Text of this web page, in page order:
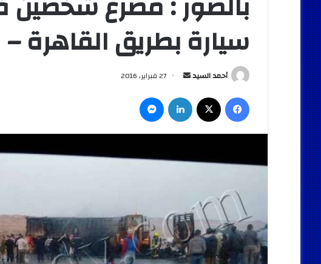
سيارة بطريق القاهرة
أحمد السيد
أرسل
إلكترونيا
27 فبراير، 2016
فيسبوك لينكدإن